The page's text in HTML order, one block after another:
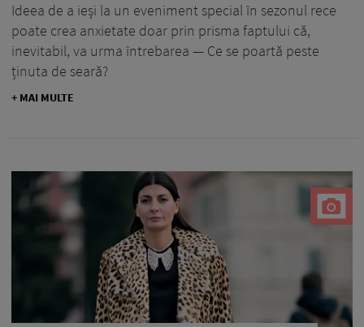
Ideea de a ieși la un eveniment special în sezonul rece
poate crea anxietate doar prin prisma faptului că,
inevitabil, va urma întrebarea — Ce se poartă peste
ținuta de seară?
+ MAI MULTE